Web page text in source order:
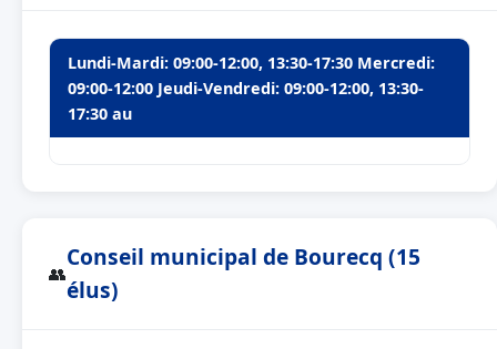
Lundi-Mardi: 09:00-12:00, 13:30-17:30 Mercredi:
09:00-12:00 Jeudi-Vendredi: 09:00-12:00, 13:30-
17:30 au
👥
Conseil municipal de Bourecq (15
élus)